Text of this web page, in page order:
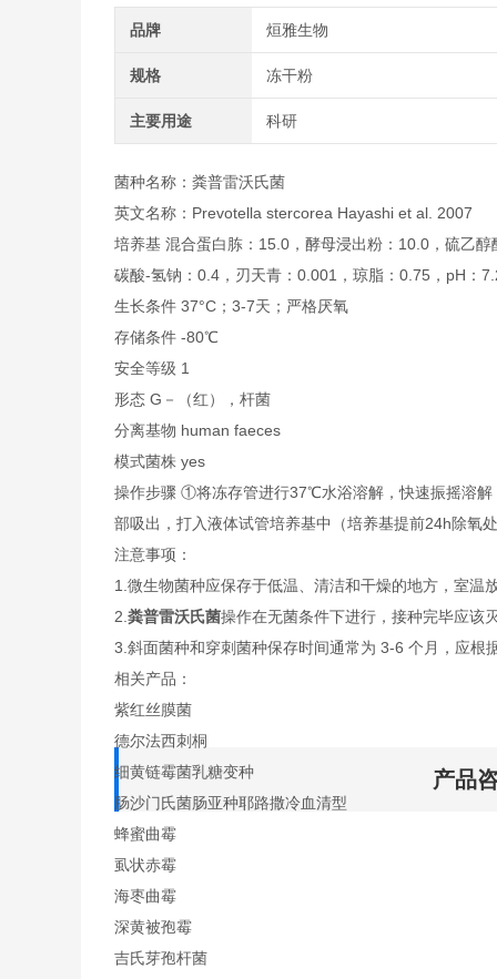
品牌 烜雅生物
规格 冻干粉
主要用途 科研
菌种名称：粪普雷沃氏菌
英文名称：Prevotella stercorea Hayashi et al. 2007
培养基 混合蛋白胨：15.0，酵母浸出粉：10.0，硫乙
碳酸-氢钠：0.4，刃天青：0.001，琼脂：0.75，pH：
生长条件 37°C；3-7天；严格厌氧
存储条件 -80℃
安全等级 1
形态 G－（红），杆菌
分离基物 human faeces
模式菌株 yes
操作步骤 ①将冻存管进行37℃水浴溶解，快速振摇溶
部吸出，打入液体试管培养基中（培养基提前24h除
注意事项：
1.微生物菌种应保存于低温、清洁和干燥的地方，室温
2. 粪普雷沃氏菌操作在无菌条件下进行，接种完毕应该
3.斜面菌种和穿刺菌种保存时间通常为 3-6 个月，应
相关产品：
紫红丝膜菌
德尔法西刺桐
细黄链霉菌乳糖变种
肠沙门氏菌肠亚种耶路撒冷血清型
蜂蜜曲霉
虱状赤霉
海枣曲霉
深黄被孢霉
吉氏芽孢杆菌
产品